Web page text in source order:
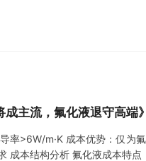
主流，氟化液退守高端》
率>6W/m·K 成本优势：仅为
成本结构分析 氟化液成本特